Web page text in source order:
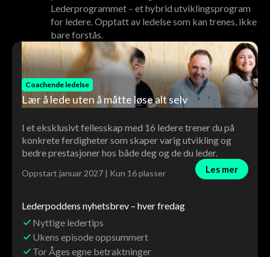
Lederprogrammet – et hybrid utviklingsprogram
for ledere. Opptatt av ledelse som kan trenes, ikke
bare forstås.
Lederpoddens nyhetsbrev – hver fredag
Nyttige ledertips
Ukens episode oppsummert
Tor Åges egne betraktninger
Coachende ledelse
Lær å lede uten å måtte løse alt selv
I et eksklusivt fellesskap med 16 ledere trener du på
konkrete ferdigheter som skaper varig utvikling og
bedre prestasjoner hos både deg og de du leder.
Oppstart januar 2027 | Kun 16 plasser Les mer